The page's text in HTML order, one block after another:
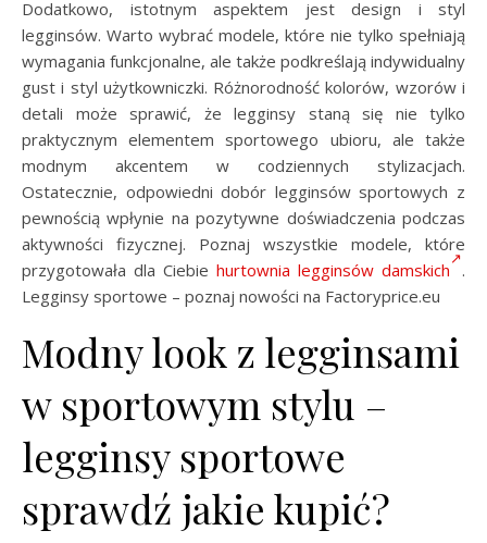
Dodatkowo, istotnym aspektem jest design i styl
legginsów. Warto wybrać modele, które nie tylko spełniają
wymagania funkcjonalne, ale także podkreślają indywidualny
gust i styl użytkowniczki. Różnorodność kolorów, wzorów i
detali może sprawić, że legginsy staną się nie tylko
praktycznym elementem sportowego ubioru, ale także
modnym akcentem w codziennych stylizacjach.
Ostatecznie, odpowiedni dobór legginsów sportowych z
pewnością wpłynie na pozytywne doświadczenia podczas
aktywności fizycznej. Poznaj wszystkie modele, które
przygotowała dla Ciebie hurtownia legginsów damskich .
Legginsy sportowe – poznaj nowości na Factoryprice.eu
Modny look z legginsami
w sportowym stylu –
legginsy sportowe
sprawdź jakie kupić?